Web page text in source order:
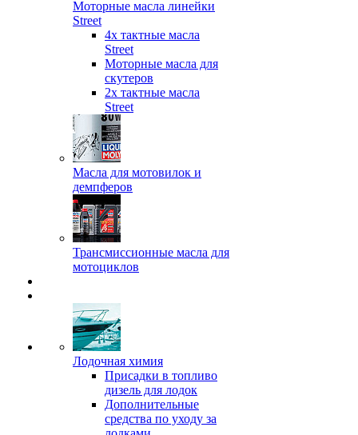
Моторные масла линейки
Street
4х тактные масла
Street
Моторные масла для
скутеров
2х тактные масла
Street
Масла для мотовилок и
демпферов
Трансмиссионные масла для
мотоциклов
Лодочная химия
Присадки в топливо
дизель для лодок
Дополнительные
средства по уходу за